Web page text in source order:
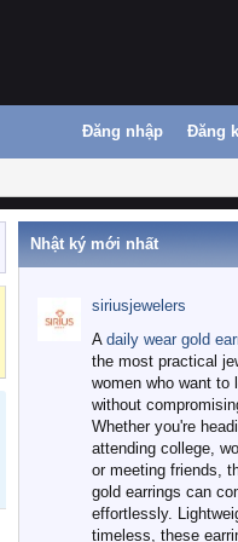
Đăng nhập Đăng
Nhật ký mới nhất
siriusjewelers
A daily wear gold
the most practical
women who want to
without
Whether you're
attending college,
or meeting friends,
gold earrings can
effortlessly.
timeless, these